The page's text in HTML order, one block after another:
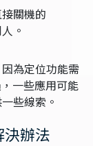
關機的
。
為定位功能需
一些應用可能
些線索。
辦法